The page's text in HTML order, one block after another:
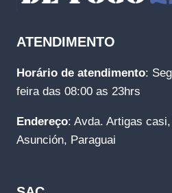
ATENDIMENTO
Horário de atendimento:
feira das 08:00 as 23hrs
Endereço: Avda. Artigas
Asunción, Paraguai